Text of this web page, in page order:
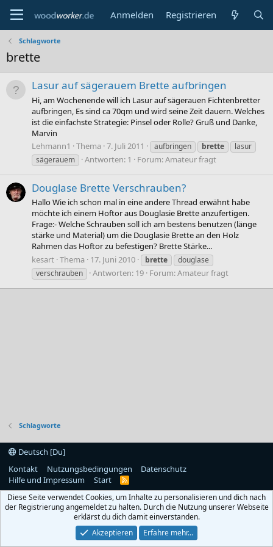
Anmelden Registrieren
Schlagworte
brette
Lasur auf sägerauem Brette aufbringen
Hi, am Wochenende will ich Lasur auf sägerauen Fichtenbretter
aufbringen, Es sind ca 70qm und wird seine Zeit dauern. Welches
ist die einfachste Strategie: Pinsel oder Rolle? Gruß und Danke,
Marvin
Lehmann1
Thema 7. Juli 2011 aufbringen brette
lasur
sägerauem
Antworten: 1 Forum:Amateur fragt
Douglase Brette Verschrauben?
Hallo Wie ich schon mal in eine andere Thread erwähnt habe
möchte ich einem Hoftor aus Douglasie Brette anzufertigen.
Frage:- Welche Schrauben soll ich am bestens benutzen (länge
stärke und Material) um die Douglasie Brette an den Holz
Rahmen das Hoftor zu befestigen? Brette Stärke...
kesart Thema 17. Juni 2010 brette
douglase
verschrauben
Antworten: 19 Forum:Amateur fragt
Schlagworte
Deutsch [Du]
Kontakt
Nutzungsbedingungen
Datenschutz
Hilfe und Impressum
Start
R
S
Diese Seite verwendet Cookies, um Inhalte zu personalisieren und dich nach
der Registrierung angemeldet zu halten. Durch die Nutzung unserer Webseite
erklärst du dich damit einverstanden.
Akzeptieren
Erfahre mehr…